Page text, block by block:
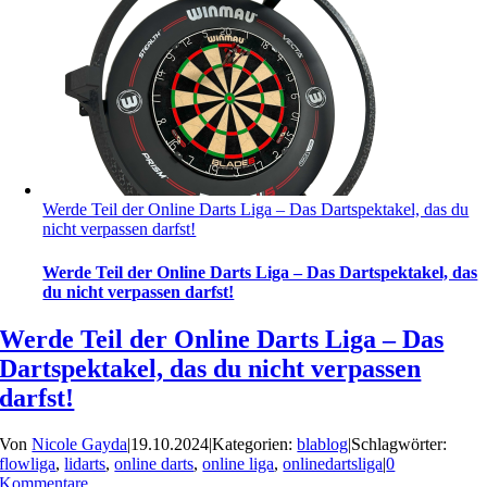
Werde Teil der Online Darts Liga – Das Dartspektakel, das du
nicht verpassen darfst!
Werde Teil der Online Darts Liga – Das Dartspektakel, das
du nicht verpassen darfst!
Werde Teil der Online Darts Liga – Das
Dartspektakel, das du nicht verpassen
darfst!
VonNicole Gayda|19.10.2024|Kategorien:blablog|Schlagwörter:
flowliga,lidarts,online darts,online liga,onlinedartsliga|0
Kommentare